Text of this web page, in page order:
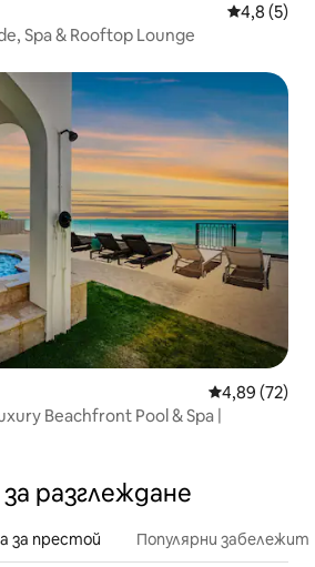
Средна
4,8 (5)
Spa & Rooftop Lounge
Средна
4,89 (72)
Beachfront Pool & Spa |
разглеждане
за престой Популярни